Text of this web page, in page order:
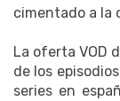
cimentado a la
La oferta VOD
de los
series en